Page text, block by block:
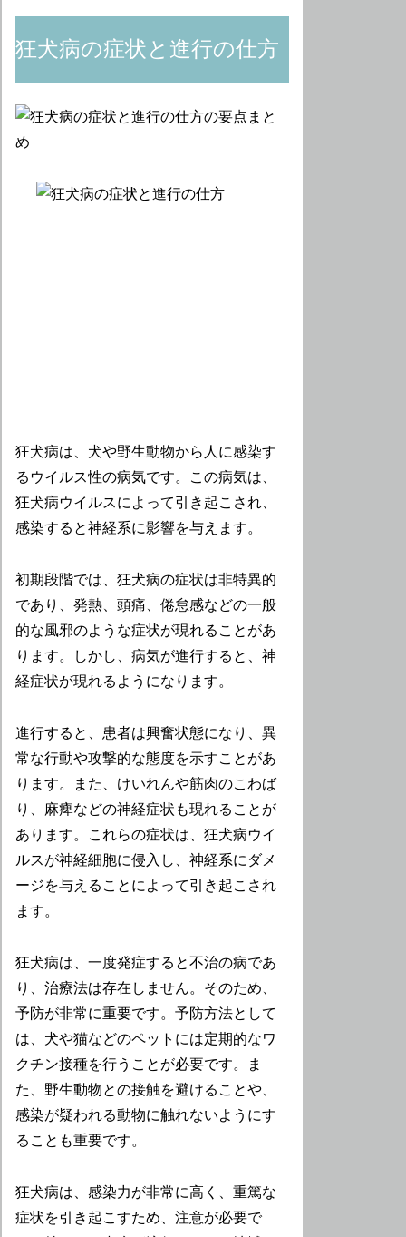
狂犬病の症状と進行の仕方
狂犬病は、犬や野生動物から人に感染す
るウイルス性の病気です。この病気は、
狂犬病ウイルスによって引き起こされ、
感染すると神経系に影響を与えます。
初期段階では、狂犬病の症状は非特異的
であり、発熱、頭痛、倦怠感などの一般
的な風邪のような症状が現れることがあ
ります。しかし、病気が進行すると、神
経症状が現れるようになります。
進行すると、患者は興奮状態になり、異
常な行動や攻撃的な態度を示すことがあ
ります。また、けいれんや筋肉のこわば
り、麻痺などの神経症状も現れることが
あります。これらの症状は、狂犬病ウイ
ルスが神経細胞に侵入し、神経系にダメ
ージを与えることによって引き起こされ
ます。
狂犬病は、一度発症すると不治の病であ
り、治療法は存在しません。そのため、
予防が非常に重要です。予防方法として
は、犬や猫などのペットには定期的なワ
クチン接種を行うことが必要です。ま
た、野生動物との接触を避けることや、
感染が疑われる動物に触れないようにす
ることも重要です。
狂犬病は、感染力が非常に高く、重篤な
症状を引き起こすため、注意が必要で